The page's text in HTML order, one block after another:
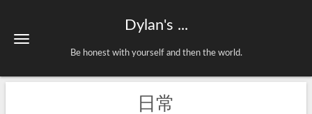
Dylan's ...
Be honest with yourself and then the world.
日常